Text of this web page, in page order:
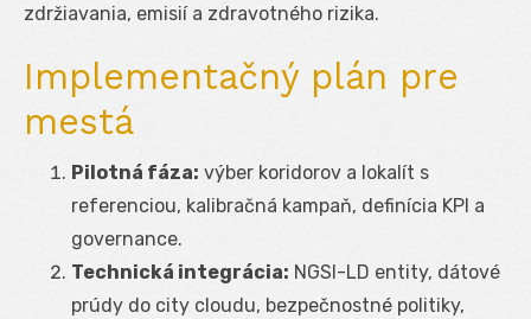
zdržiavania, emisií a zdravotného rizika.
Implementačný plán pre
mestá
Pilotná fáza: výber koridorov a lokalít s
referenciou, kalibračná kampaň, definícia KPI a
governance.
Technická integrácia: NGSI-LD entity, dátové
prúdy do city cloudu, bezpečnostné politiky,